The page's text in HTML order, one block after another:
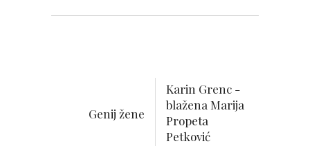
Genij žene
Karin Grenc -
blažena Marija
Propeta
Petković